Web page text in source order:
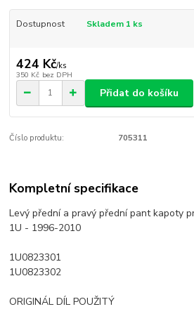
Dostupnost Skladem 1 ks
424 Kč/ks
350 Kč bez DPH
Přidat do košíku
Číslo produktu: 705311
Kompletní specifikace
Levý přední a pravý přední pant kapoty
1U - 1996-2010
1U0823301
1U0823302
ORIGINÁL DÍL POUŽITÝ